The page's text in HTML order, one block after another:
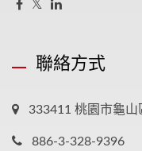
聯絡方式
333411 桃園市龜
886-3-328-9396